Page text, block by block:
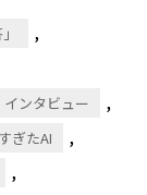
,
インタビュー ,
ぎたAI ,
,